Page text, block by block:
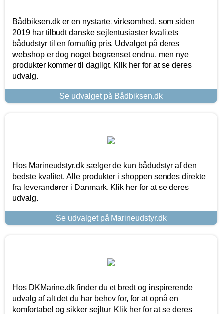
Bådbiksen.dk er en nystartet virksomhed, som siden
2019 har tilbudt danske sejlentusiaster kvalitets
bådudstyr til en fornuftig pris. Udvalget på deres
webshop er dog noget begrænset endnu, men nye
produkter kommer til dagligt. Klik her for at se deres
udvalg.
Se udvalget på Bådbiksen.dk
Hos Marineudstyr.dk sælger de kun bådudstyr af den
bedste kvalitet. Alle produkter i shoppen sendes direkte
fra leverandører i Danmark. Klik her for at se deres
udvalg.
Se udvalget på Marineudstyr.dk
Hos DKMarine.dk finder du et bredt og inspirerende
udvalg af alt det du har behov for, for at opnå en
komfortabel og sikker sejltur. Klik her for at se deres